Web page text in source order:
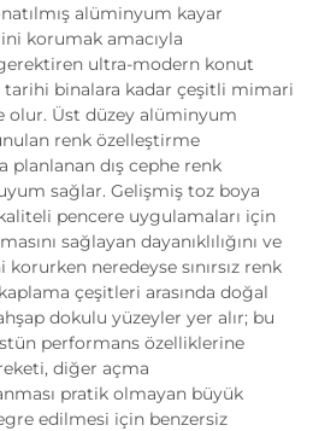
alüminyum kayar
korumak amacıyla
ultra-modern konut
binalara kadar çeşitli mimari
olur. Üst düzey alüminyum
renk özelleştirme
planlanan dış cephe renk
sağlar. Gelişmiş toz boya
pencere uygulamaları için
sağlayan dayanıklılığını ve
neredeyse sınırsız renk
çeşitleri arasında doğal
dokulu yüzeyler yer alır; bu
performans özelliklerine
diğer açma
pratik olmayan büyük
edilmesi için benzersiz